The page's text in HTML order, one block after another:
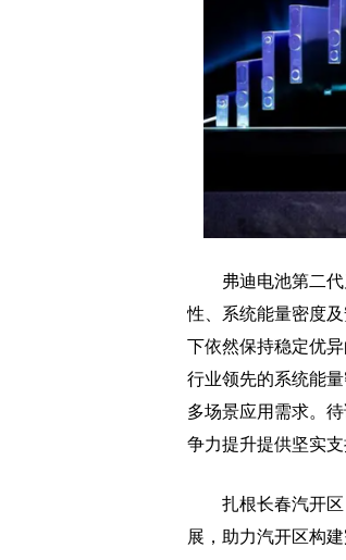
弗迪电池第二代
性、系统能量密度
下依然保持稳定优
行业领先的系统能
多场景应用需求。
争力提升提供坚实
扎根长春汽开区
展，助力汽开区构